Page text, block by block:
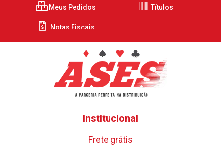
Meus Pedidos Títulos
Notas Fiscais
Institucional
Frete grátis